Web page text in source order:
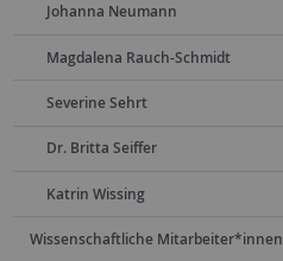
Johanna Neumann
Magdalena Rauch-Schmidt
Severine Sehrt
Dr. Britta Seiffer
Katrin Wissing
Wissenschaftliche Mitarbeiter*innen